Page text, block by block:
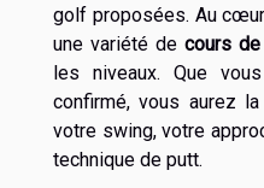
golf proposées. Au
une variété de cours
les niveaux. Que
confirmé, vous aurez
votre swing, votre
technique de putt.